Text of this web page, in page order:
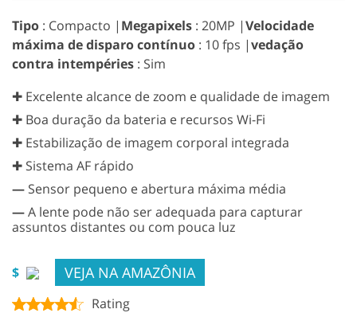
Tipo : Compacto | Megapixels : 20MP |Velocidade
máxima de disparo contínuo : 10 fps |vedação
contra intempéries : Sim
✚ Excelente alcance de zoom e qualidade de imagem
✚ Boa duração da bateria e recursos Wi-Fi
✚ Estabilização de imagem corporal integrada
✚ Sistema AF rápido
— Sensor pequeno e abertura máxima média
—A lente pode não ser adequada para capturar
assuntos distantes ou com pouca luz
$ VEJA NA AMAZÔNIA
Rating